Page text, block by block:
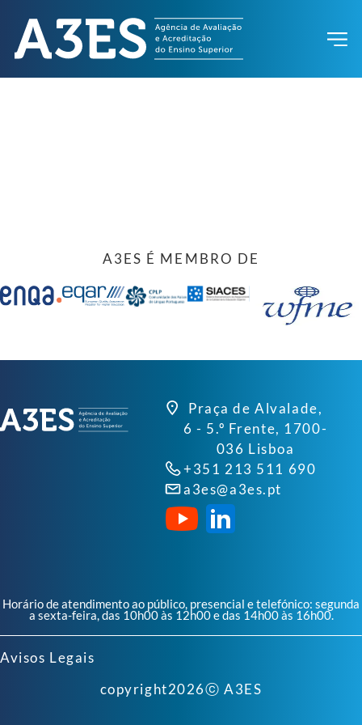
A3ES É MEMBRO DE
Praça de Alvalade,
6 - 5.º Frente, 1700-
036 Lisboa
+351 213 511 690
a3es@a3es.pt
Horário de atendimento ao público, presencial e telefónico: segunda
a sexta-feira, das 10h00 às 12h00 e das 14h00 às 16h00.
Avisos Legais
copyright2026ⓒ A3ES